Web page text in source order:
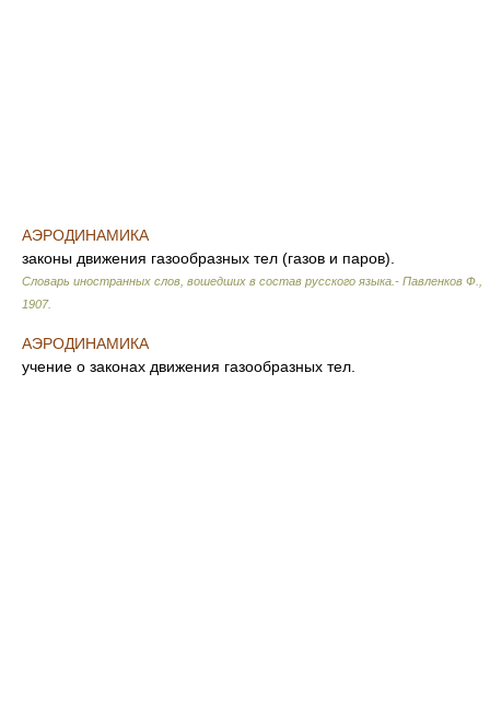
АЭРОДИНАМИКА
законы движения газообразных тел (газов и паров).
Словарь иностранных слов, вошедших в состав русского языка.- Павленков Ф.
1907.
АЭРОДИНАМИКА
учение о законах движения газообразных тел.